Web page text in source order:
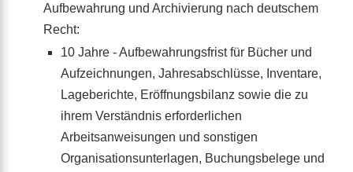
Aufbewahrung und Archivierung nach deutschem
Recht:
10 Jahre - Aufbewahrungsfrist für Bücher und
Aufzeichnungen, Jahresabschlüsse, Inventare,
Lageberichte, Eröffnungsbilanz sowie die zu
ihrem Verständnis erforderlichen
Arbeitsanweisungen und sonstigen
Organisationsunterlagen, Buchungsbelege und